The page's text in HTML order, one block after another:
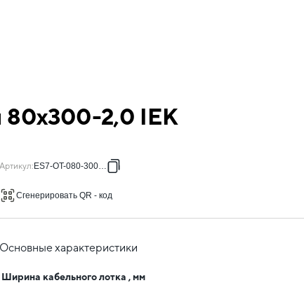
80х300-2,0 IEK
Артикул: ES7-OT-080-300-20
Сгенерировать QR - код
Основные характеристики
Ширина кабельного лотка , мм